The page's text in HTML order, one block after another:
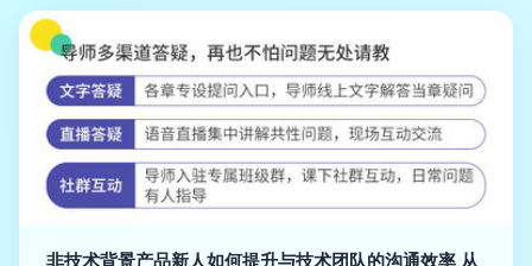
非技术背景产品新人如何提升与技术团队的沟通效率 从